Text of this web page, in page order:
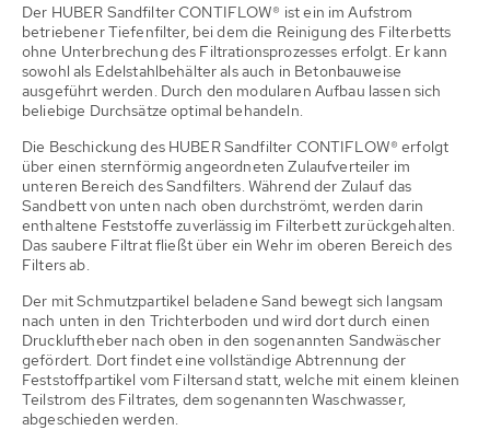
Der HUBER Sandfilter CONTIFLOW® ist ein im Aufstrom
betriebener Tiefenfilter, bei dem die Reinigung des Filterbetts
ohne Unterbrechung des Filtrationsprozesses erfolgt. Er kann
sowohl als Edelstahlbehälter als auch in Betonbauweise
ausgeführt werden. Durch den modularen Aufbau lassen sich
beliebige Durchsätze optimal behandeln.
Die Beschickung des HUBER Sandfilter CONTIFLOW® erfolgt
über einen sternförmig angeordneten Zulaufverteiler im
unteren Bereich des Sandfilters. Während der Zulauf das
Sandbett von unten nach oben durchströmt, werden darin
enthaltene Feststoffe zuverlässig im Filterbett zurückgehalten.
Das saubere Filtrat fließt über ein Wehr im oberen Bereich des
Filters ab.
Der mit Schmutzpartikel beladene Sand bewegt sich langsam
nach unten in den Trichterboden und wird dort durch einen
Druckluftheber nach oben in den sogenannten Sandwäscher
gefördert. Dort findet eine vollständige Abtrennung der
Feststoffpartikel vom Filtersand statt, welche mit einem kleinen
Teilstrom des Filtrates, dem sogenannten Waschwasser,
abgeschieden werden.